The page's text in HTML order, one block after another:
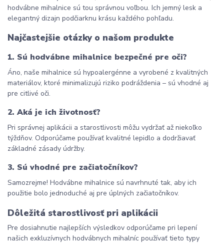
hodvábne mihalnice sú tou správnou voľbou. Ich jemný lesk a
elegantný dizajn podčiarknu krásu každého pohľadu.
Najčastejšie otázky o našom produkte
1. Sú hodvábne mihalnice bezpečné pre oči?
Áno, naše mihalnice sú hypoalergénne a vyrobené z kvalitných
materiálov, ktoré minimalizujú riziko podráždenia – sú vhodné aj
pre citlivé oči.
2. Aká je ich životnosť?
Pri správnej aplikácii a starostlivosti môžu vydržať až niekoľko
týždňov. Odporúčame používať kvalitné lepidlo a dodržiavať
základné zásady údržby.
3. Sú vhodné pre začiatočníkov?
Samozrejme! Hodvábne mihalnice sú navrhnuté tak, aby ich
použitie bolo jednoduché aj pre úplných začiatočníkov.
Dôležitá starostlivosť pri aplikácii
Pre dosiahnutie najlepších výsledkov odporúčame pri lepení
našich exkluzívnych hodvábnych mihalníc používať tieto typy